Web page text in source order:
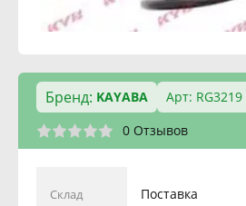
Бренд: KAYABA
Арт: RG3219
0 Отзывов
Склад Поставка